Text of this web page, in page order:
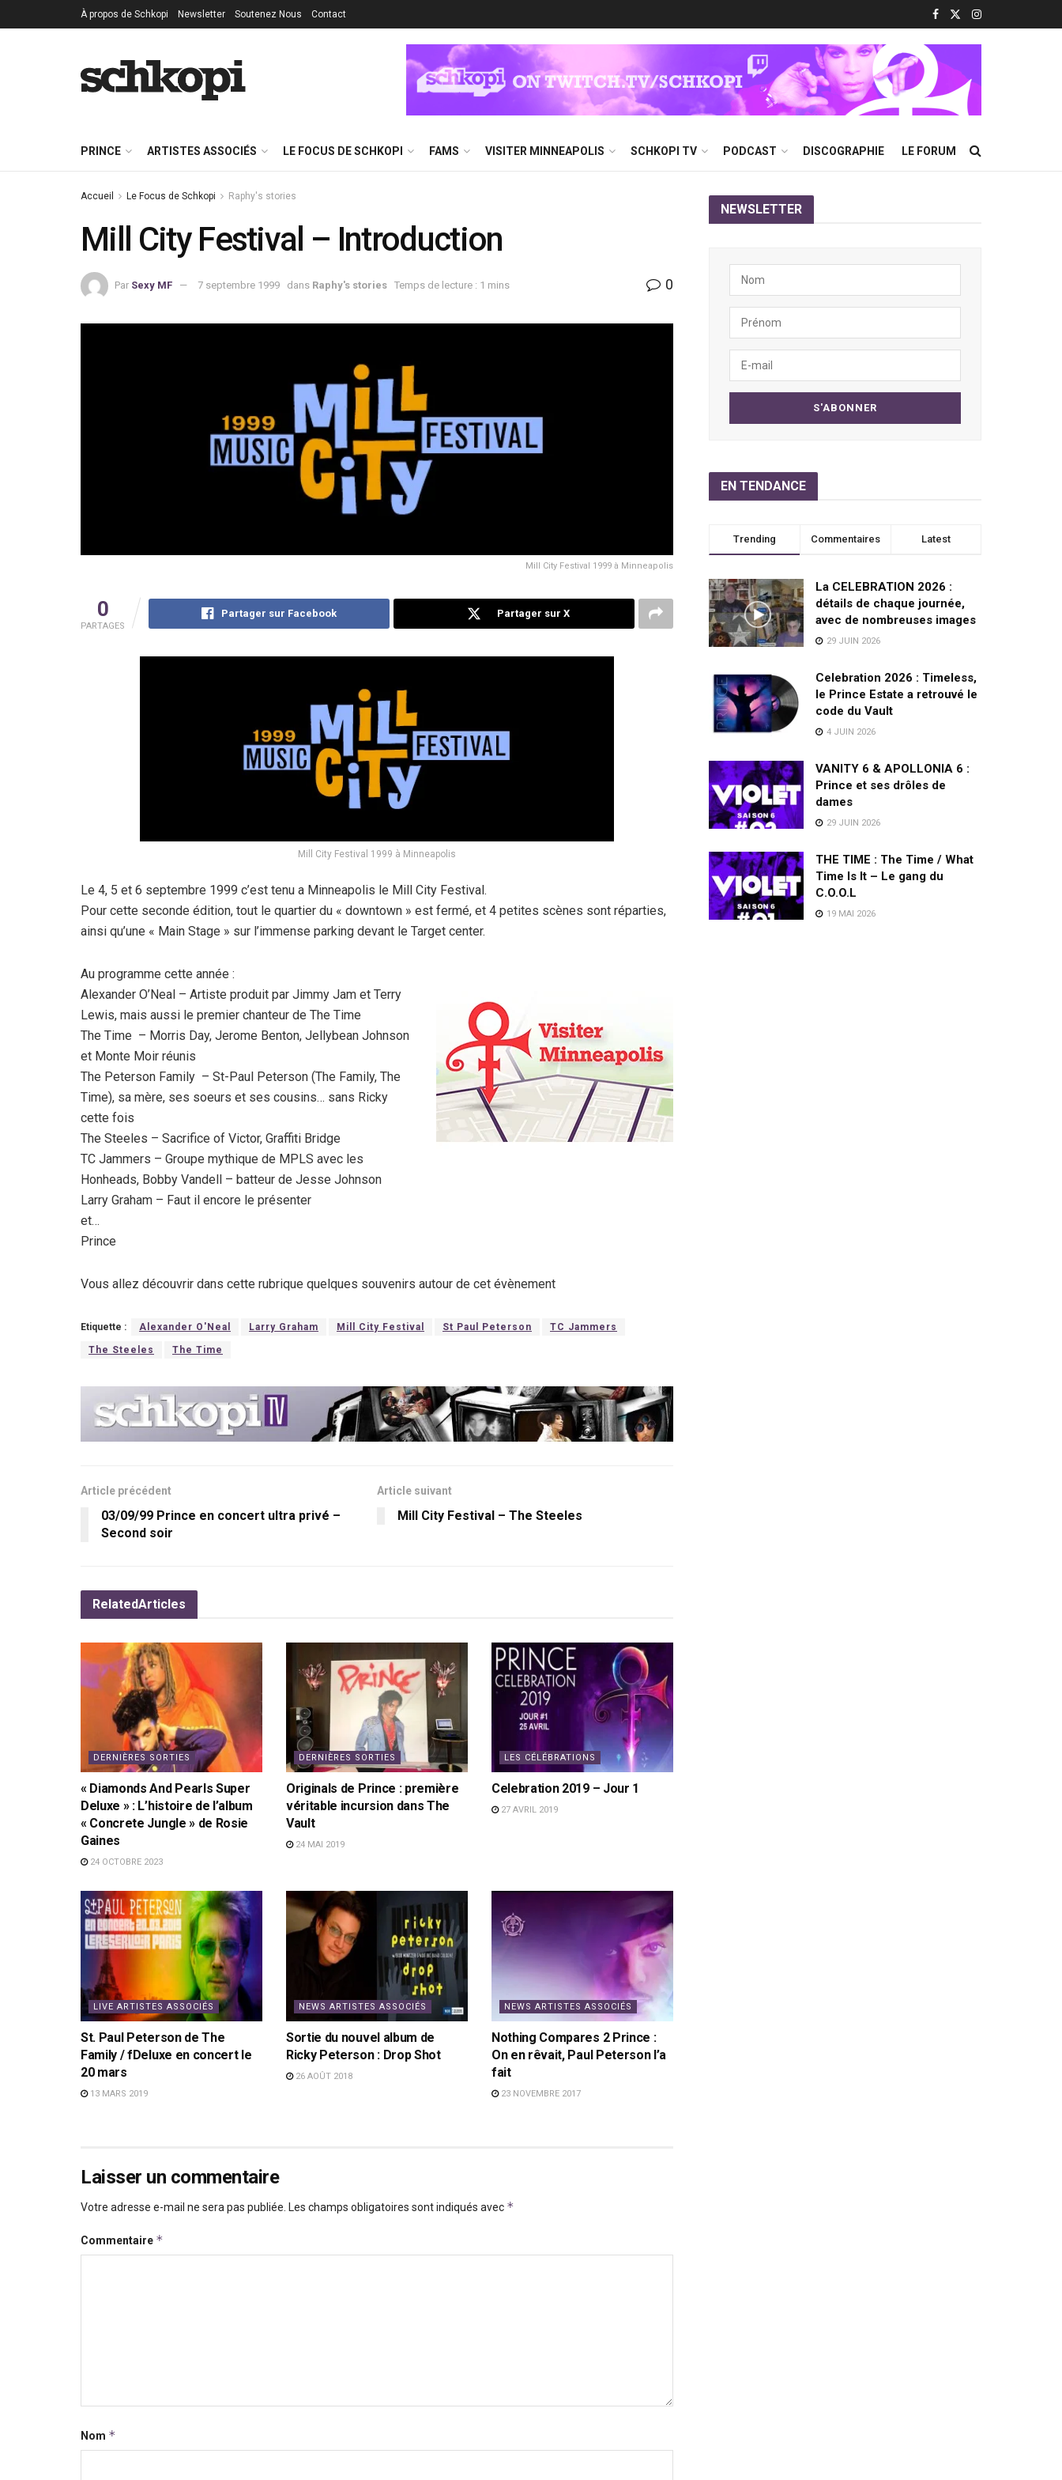
À propos de Schkopi Newsletter Soutenez Nous Contact
PRINCE ARTISTES ASSOCIÉS LE FOCUS DE SCHKOPI FAMS VISITER MINNEAPOLIS SCHKOPI TV PODCAST DISCOGRAPHIE LE FORUM
Accueil Le Focus de Schkopi Raphy's stories
Mill City Festival – Introduction
Par Sexy MF 7 septembre 1999 dans Raphy's stories Temps de lecture : 1 mins 0
Mill City Festival 1999 à Minneapolis
0
PARTAGES
Partager sur Facebook Partager sur X
Mill City Festival 1999 à Minneapolis
Le 4, 5 et 6 septembre 1999 c’est tenu a Minneapolis le Mill City Festival.
Pour cette seconde édition, tout le quartier du « downtown » est fermé, et 4 petites scènes sont réparties,
ainsi qu’une « Main Stage » sur l’immense parking devant le Target center.
Au programme cette année :
Alexander O’Neal – Artiste produit par Jimmy Jam et Terry
Lewis, mais aussi le premier chanteur de The Time
The Time – Morris Day, Jerome Benton, Jellybean Johnson
et Monte Moir réunis
The Peterson Family – St-Paul Peterson (The Family, The
Time), sa mère, ses soeurs et ses cousins… sans Ricky
cette fois
The Steeles – Sacrifice of Victor, Graffiti Bridge
TC Jammers – Groupe mythique de MPLS avec les
Honheads, Bobby Vandell – batteur de Jesse Johnson
Larry Graham – Faut il encore le présenter
et…
Prince
Vous allez découvrir dans cette rubrique quelques souvenirs autour de cet évènement
Etiquette : Alexander O'Neal Larry Graham Mill City Festival St Paul Peterson TC Jammers
The Steeles The Time
Article précédent
03/09/99 Prince en concert ultra privé –
Second soir
Article suivant
Mill City Festival – The Steeles
RelatedArticles
DERNIÈRES SORTIES
« Diamonds And Pearls Super
Deluxe » : L’histoire de l’album
« Concrete Jungle » de Rosie
Gaines
24 OCTOBRE 2023
DERNIÈRES SORTIES
Originals de Prince : première
véritable incursion dans The
Vault
24 MAI 2019
LES CÉLÉBRATIONS
Celebration 2019 – Jour 1
27 AVRIL 2019
LIVE ARTISTES ASSOCIÉS
St. Paul Peterson de The
Family / fDeluxe en concert le
20 mars
13 MARS 2019
NEWS ARTISTES ASSOCIÉS
Sortie du nouvel album de
Ricky Peterson : Drop Shot
26 AOÛT 2018
NEWS ARTISTES ASSOCIÉS
Nothing Compares 2 Prince :
On en rêvait, Paul Peterson l’a
fait
23 NOVEMBRE 2017
Laisser un commentaire
Votre adresse e-mail ne sera pas publiée. Les champs obligatoires sont indiqués avec *
Commentaire *
Nom *
NEWSLETTER
EN TENDANCE
Trending Commentaires Latest
La CELEBRATION 2026 :
détails de chaque journée,
avec de nombreuses images
29 JUIN 2026
Celebration 2026 : Timeless,
le Prince Estate a retrouvé le
code du Vault
4 JUIN 2026
VANITY 6 & APOLLONIA 6 :
Prince et ses drôles de
dames
29 JUIN 2026
THE TIME : The Time / What
Time Is It – Le gang du
C.O.O.L
19 MAI 2026